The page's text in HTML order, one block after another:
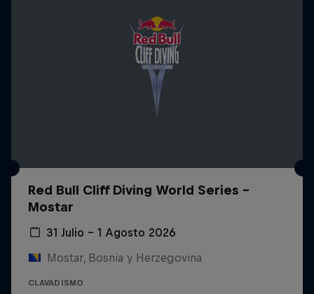
Red Bull Cliff Diving World Series -
Mostar
31 Julio – 1 Agosto 2026
Mostar, Bosnia y Herzegovina
CLAVADISMO